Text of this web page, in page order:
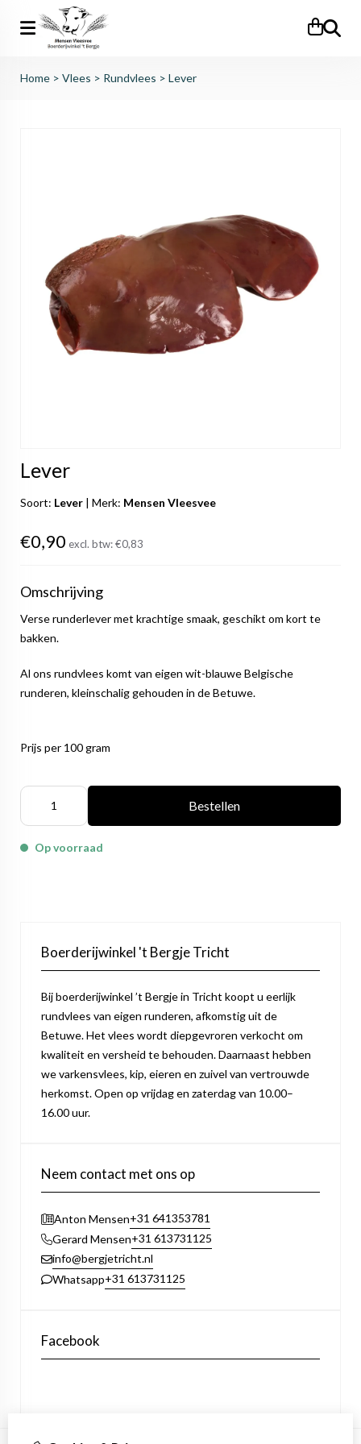
Zoeken
Home > Vlees > Rundvlees > Lever
Lever
Soort: Lever | Merk: Mensen Vleesvee
€0,90 excl. btw:€0,83
Omschrijving
Verse runderlever met krachtige smaak, geschikt om kort te
bakken.
Al ons rundvlees komt van eigen wit-blauwe Belgische
runderen, kleinschalig gehouden in de Betuwe.
Prijs per 100 gram
Bestellen
Op voorraad
Boerderijwinkel 't Bergje Tricht
Bij boerderijwinkel ’t Bergje in Tricht koopt u eerlijk
rundvlees van eigen runderen, afkomstig uit de
Betuwe. Het vlees wordt diepgevroren verkocht om
kwaliteit en versheid te behouden. Daarnaast hebben
we varkensvlees, kip, eieren en zuivel van vertrouwde
herkomst. Open op vrijdag en zaterdag van 10.00–
16.00 uur.
Neem contact met ons op
Anton Mensen+31 641353781
Gerard Mensen+31 613731125
info@bergjetricht.nl
Whatsapp+31 613731125
Facebook